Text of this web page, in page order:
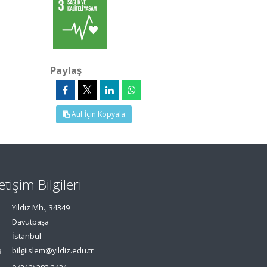
Paylaş
Atıf İçin Kopyala
Bilgileri
Yıldız Mh., 34349
Davutpaşa
İstanbul
bilgiislem@yildiz.edu.tr